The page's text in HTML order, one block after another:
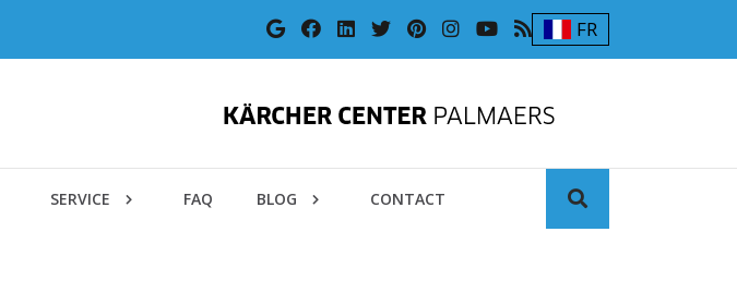
FR
SERVICE FAQ BLOG CONTACT